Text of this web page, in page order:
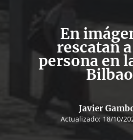
En
rescatan
persona en
Bilbao
Javier
Actualizado: 18/10/